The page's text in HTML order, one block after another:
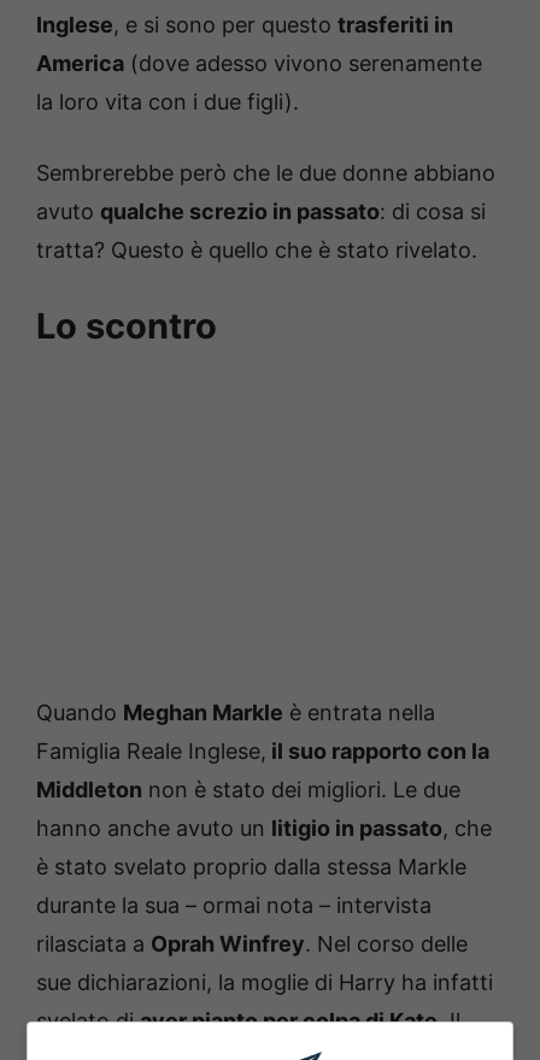
Inglese, e si sono per questo trasferiti in
America (dove adesso vivono serenamente
la loro vita con i due figli).
Sembrerebbe però che le due donne abbiano
avuto qualche screzio in passato: di cosa si
tratta? Questo è quello che è stato rivelato.
Lo scontro
Quando Meghan Markle è entrata nella
Famiglia Reale Inglese, il suo rapporto con la
Middleton non è stato dei migliori. Le due
hanno anche avuto un litigio in passato, che
è stato svelato proprio dalla stessa Markle
durante la sua – ormai nota – intervista
rilasciata a Oprah Winfrey. Nel corso delle
sue dichiarazioni, la moglie di Harry ha infatti
svelato diaver pianto per colpa di Kate. Il